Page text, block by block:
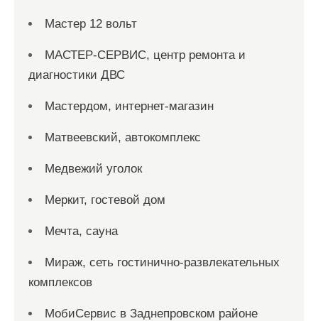
Мастер 12 вольт
МАСТЕР-СЕРВИС, центр ремонта и
диагностики ДВС
Мастердом, интернет-магазин
Матвеевский, автокомплекс
Медвежий уголок
Меркит, гостевой дом
Мечта, сауна
Мираж, сеть гостинично-развлекательных
комплексов
МобиСервис в Заднепровском районе